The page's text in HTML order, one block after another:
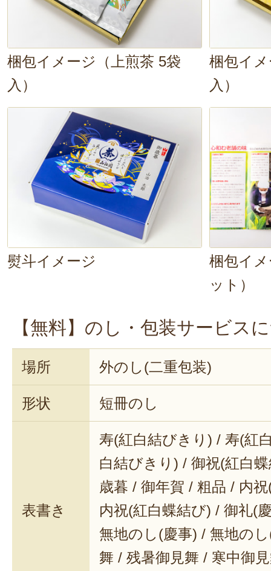
ゆっくりと日本茶を淹れて、飲む
日々の生活の中に取り入れたいな
梱包イメージ（上煎茶 5袋
入）
梱包イ
入）
熨斗イメージ
梱包イ
ット）
【無料】のし・包装サービス
場所 外のし(二重包装)
形状 短冊のし
表書き
寿(紅白結びきり) / 寿(紅
白結びきり) / 御祝(紅白
歳暮 / 御年賀 / 粗品 / 内
内祝(紅白蝶結び) / 御礼(
無地のし(慶事) / 無地の
舞 / 残暑御見舞 / 寒中御